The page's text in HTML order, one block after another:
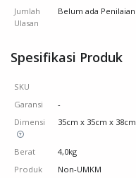
Jumlah
Ulasan
Belum ada Penilaian
Spesifikasi Produk
SKU
Garansi
-
Dimensi
35cm x 35cm x 38cm
Berat
4,0kg
Produk
Non-UMKM